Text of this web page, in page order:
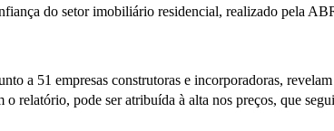
do setor imobiliário residencial, realizado pela
a 51 empresas construtoras e incorporadoras,
o relatório, pode ser atribuída à alta nos preços, que